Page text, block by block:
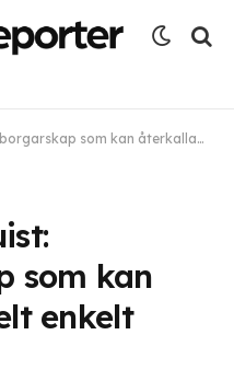
som kan återkallas är helt enkelt värdelösa
som kan
enkelt